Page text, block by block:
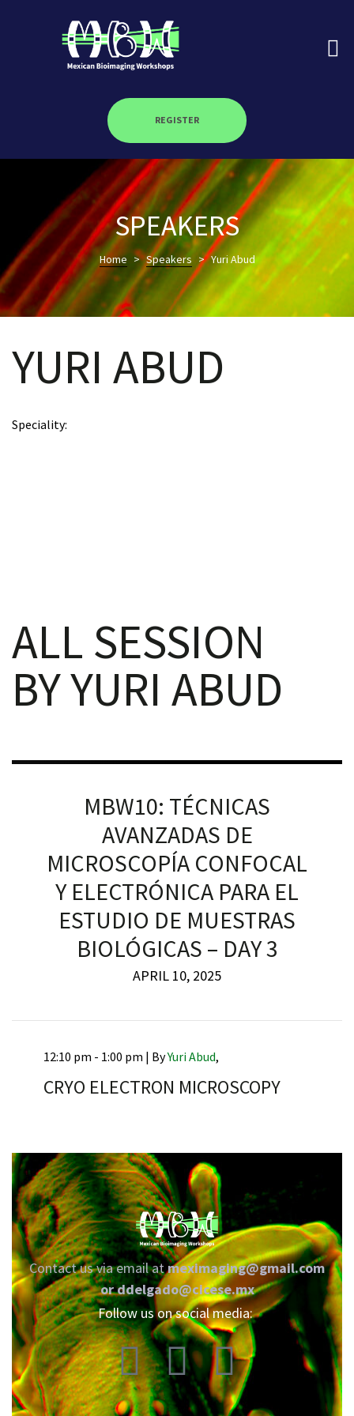
REGISTER
SPEAKERS
Home > Speakers > Yuri Abud
YURI ABUD
Speciality
ALL SESSION
BY YURI ABUD
MBW10: TÉCNICAS
AVANZADAS DE
MICROSCOPÍA CONFOCAL
Y ELECTRÓNICA PARA EL
ESTUDIO DE MUESTRAS
BIOLÓGICAS – DAY 3
APRIL 10, 2025
12:10 pm - 1:00 pm | ByYuri Abud,
CRYO ELECTRON MICROSCOPY
Contact us via email atmeximaging@gmail.com
orddelgado@cicese.mx
Follow us on social media:
–
óptica –
–